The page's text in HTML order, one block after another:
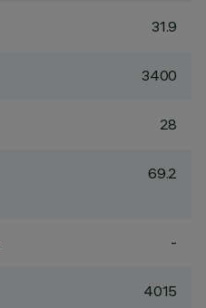
31.9
3400
28
69.2
-
4015